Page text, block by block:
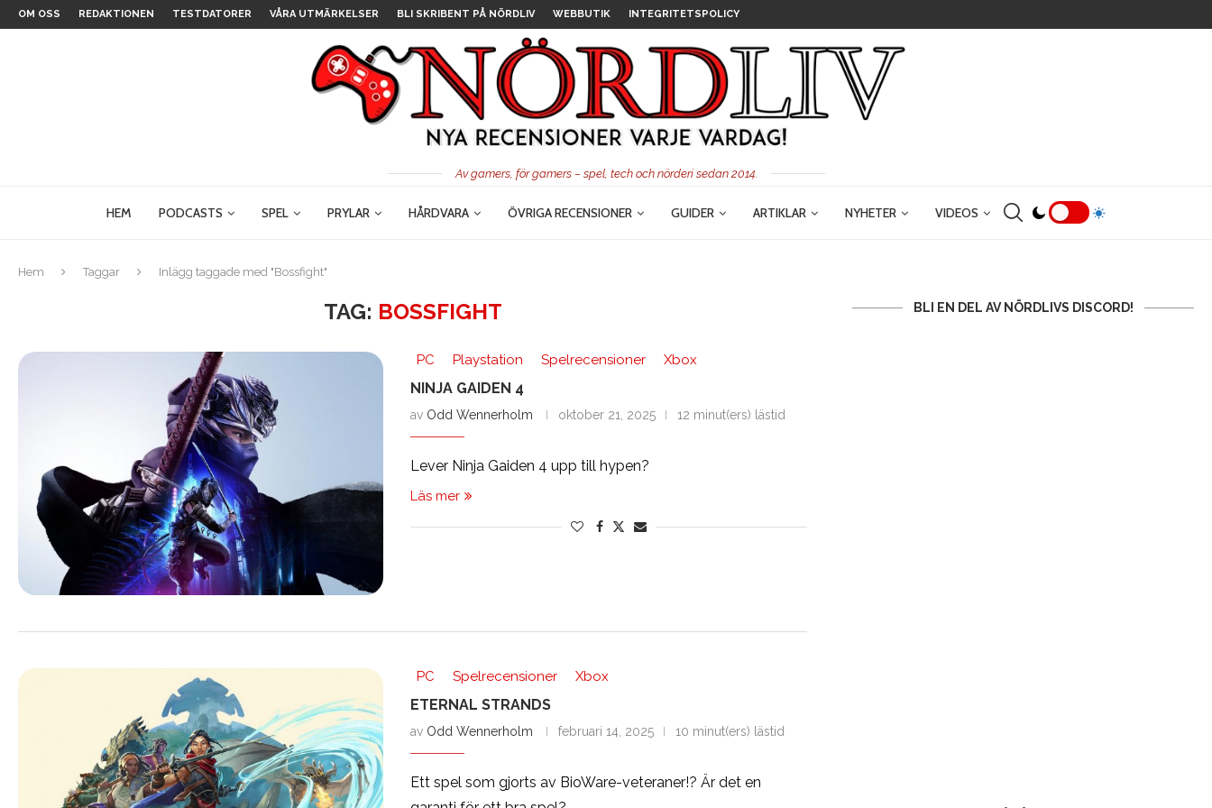
OM OSS REDAKTIONEN TESTDATORER VÅRA UTMÄRKELSER BLI SKRIBENT PÅ NÖRDLIV WEBBUTIK INTEGRITETSPOLICY
Av gamers, för gamers – spel, tech och nörderi sedan 2014.
HEM PODCASTS SPEL PRYLAR HÅRDVARA ÖVRIGA RECENSIONER GUIDER ARTIKLAR NYHETER VIDEOS
Hem Taggar Inlägg taggade med "Bossfight"
TAG: BOSSFIGHT
PC Playstation Spelrecensioner Xbox
NINJA GAIDEN 4
av Odd Wennerholm oktober 21, 2025 12 minut(ers) lästid
Lever Ninja Gaiden 4 upp till hypen?
Läs mer
PC Spelrecensioner Xbox
ETERNAL STRANDS
av Odd Wennerholm februari 14, 2025 10 minut(ers) lästid
Ett spel som gjorts av BioWare-veteraner!? Är det en
BLI EN DEL AV NÖRDLIVS DISCORD!